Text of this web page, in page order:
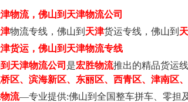
物流， 佛山到 天津物流公司
物流专线 ， 佛山到 天津货运专线，佛山到
货运 ， 佛山到 天津物流专线
天津物流公司 是宏胜物流推出的精品货运
区、滨海新区、东丽区、西青区、津南区
流—专业提供:佛山到全国整车拼车、零担